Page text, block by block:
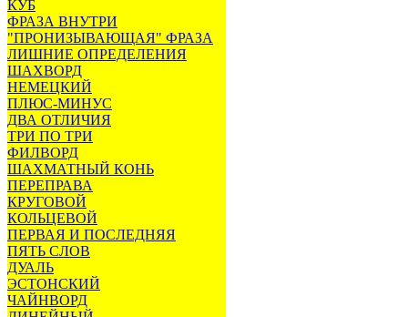
КУБ
ФРАЗА ВНУТРИ
"ПРОНИЗЫВАЮЩАЯ" ФРАЗА
ЛИШНИЕ ОПРЕДЕЛЕНИЯ
ШАХВОРД
НЕМЕЦКИЙ
ПЛЮС-МИНУС
ДВА ОТЛИЧИЯ
ТРИ ПО ТРИ
ФИЛВОРД
ШАХМАТНЫЙ КОНЬ
ПЕРЕПРАВА
КРУГОВОЙ
КОЛЬЦЕВОЙ
ПЕРВАЯ И ПОСЛЕДНЯЯ
ПЯТЬ СЛОВ
ДУАЛЬ
ЭСТОНСКИЙ
ЧАЙНВОРД